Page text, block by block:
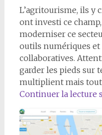
L’agritourisme, ils y
ont investi ce
moderniser ce
outils numériques
collaboratives.
garder les pieds sur
multiplient mais
Continuer la lecture